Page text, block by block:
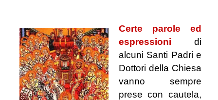
Certe parole ed
espressionidi
alcuni Santi Padri e
Dottori della Chiesa
vanno sempre
prese con cautela,